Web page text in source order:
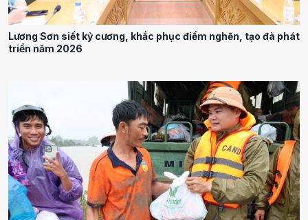
Lương Sơn siết kỷ cương, khắc phục điểm nghẽn, tạo đà phát
triển năm 2026